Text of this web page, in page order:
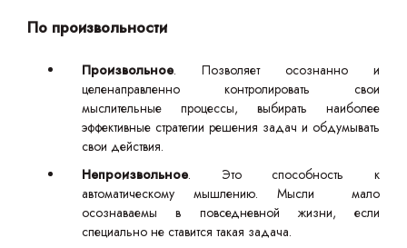
По произвольности
Произвольное. Позволяет осознанно и
целенаправленно контролировать свои
мыслительные процессы, выбирать наиболее
эффективные стратегии решения задач и обдумывать
свои действия.
Непроизвольное. Это способность к
автоматическому мышлению. Мысли мало
осознаваемы в повседневной жизни, если
специально не ставится такая задача.